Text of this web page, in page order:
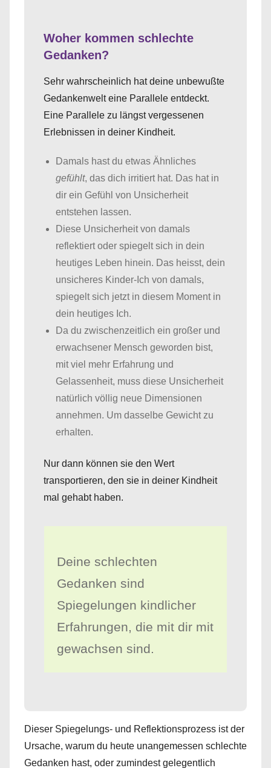
Woher kommen schlechte
Gedanken?
Sehr wahrscheinlich hat deine unbewußte
Gedankenwelt eine Parallele entdeckt.
Eine Parallele zu längst vergessenen
Erlebnissen in deiner Kindheit.
Damals hast du etwas Ähnliches
gefühlt, das dich irritiert hat. Das hat in
dir ein Gefühl von Unsicherheit
entstehen lassen.
Diese Unsicherheit von damals
reflektiert oder spiegelt sich in dein
heutiges Leben hinein. Das heisst, dein
unsicheres Kinder-Ich von damals,
spiegelt sich jetzt in diesem Moment in
dein heutiges Ich.
Da du zwischenzeitlich ein großer und
erwachsener Mensch geworden bist,
mit viel mehr Erfahrung und
Gelassenheit, muss diese Unsicherheit
natürlich völlig neue Dimensionen
annehmen. Um dasselbe Gewicht zu
erhalten.
Nur dann können sie den Wert
transportieren, den sie in deiner Kindheit
mal gehabt haben.
Deine schlechten
Gedanken sind
Spiegelungen kindlicher
Erfahrungen, die mit dir mit
gewachsen sind.
Dieser Spiegelungs- und Reflektionsprozess ist der
Ursache, warum du heute unangemessen schlechte
Gedanken hast, oder zumindest gelegentlich